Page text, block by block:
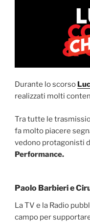
Durante lo scorso
realizzati molti
Tra tutte le
fa molto piacere
vedono protagonisti
Performance.
Paolo Barbieri e
La TV e la Radio
campo per